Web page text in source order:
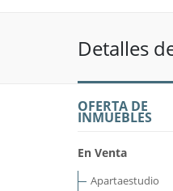
Detalles
OFERTA DE
INMUEBLES
En Venta
Apartaestudio